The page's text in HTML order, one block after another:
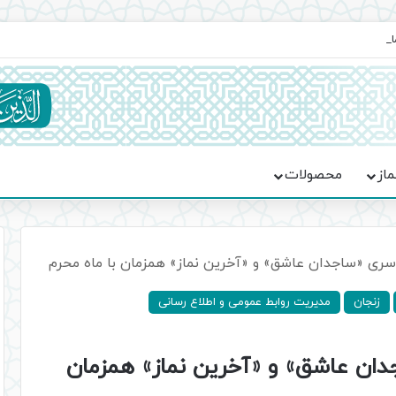
استقامت و تمدن‌سازی امت اسلامی
محصولات
«ساجدان عاشق» و «آخرین نماز» همزمان با ماه محرم
زنجان مدیریت روابط عمومی و اطلاع رسانی
عاشق» و «آخرین نماز» همزمان